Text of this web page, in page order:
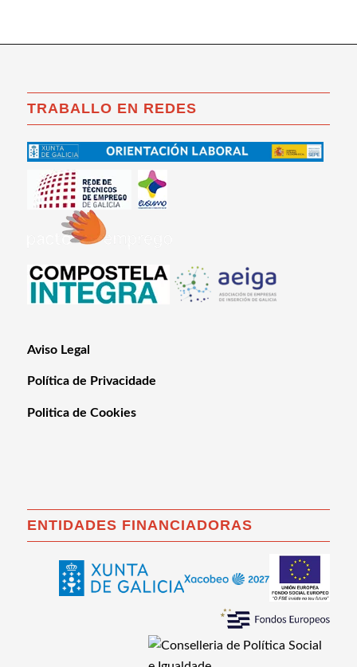
TRABALLO EN REDES
Aviso Legal
Política de Privacidade
Politica de Cookies
ENTIDADES FINANCIADORAS